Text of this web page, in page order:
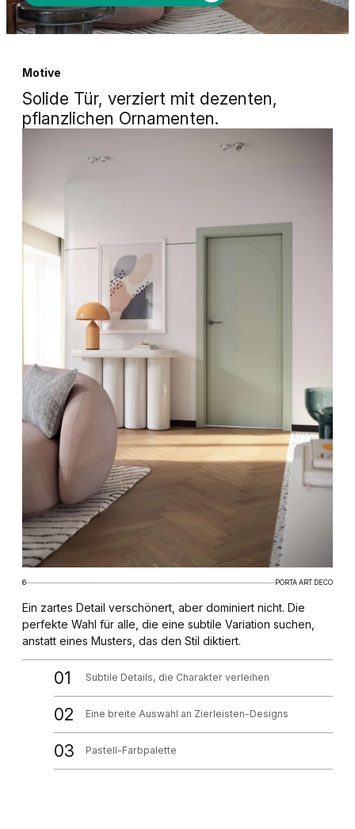
Motive
Solide Tür, verziert mit dezenten,
pflanzlichen Ornamenten.
6 PORTA ART DECO
Ein zartes Detail verschönert, aber dominiert nicht. Die
perfekte Wahl für alle, die eine subtile Variation suchen,
anstatt eines Musters, das den Stil diktiert.
01 Subtile Details, die Charakter verleihen
02 Eine breite Auswahl an Zierleisten-Designs
03 Pastell-Farbpalette